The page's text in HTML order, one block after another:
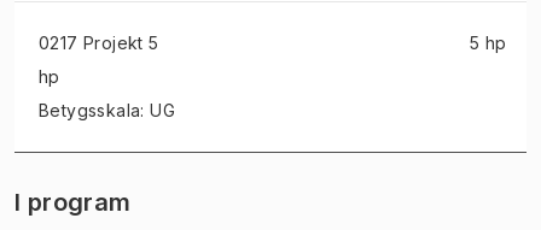
0217 Projekt 5
hp
Betygsskala: UG
5 hp
I program